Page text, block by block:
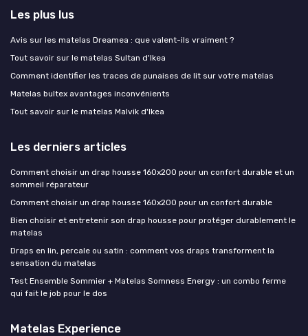
Les plus lus
Avis sur les matelas Dreamea : que valent-ils vraiment ?
Tout savoir sur le matelas Sultan d'Ikea
Comment identifier les traces de punaises de lit sur votre matelas
Matelas bultex avantages inconvénients
Tout savoir sur le matelas Malvik d'Ikea
Les derniers articles
Comment choisir un drap housse 160x200 pour un confort durable et un
sommeil réparateur
Comment choisir un drap housse 160x200 pour un confort durable
Bien choisir et entretenir son drap housse pour protéger durablement le
matelas
Draps en lin, percale ou satin : comment vos draps transforment la
sensation du matelas
Test Ensemble Sommier + Matelas Somness Energy : un combo ferme
qui fait le job pour le dos
Matelas Experience